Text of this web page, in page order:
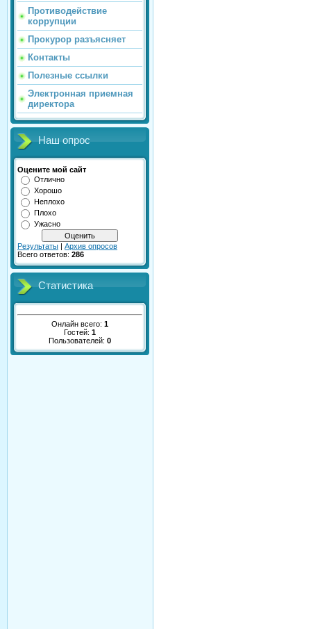
Противодействие
коррупции
Прокурор разъясняет
Контакты
Полезные ссылки
Электронная приемная
директора
Наш опрос
Оцените мой сайт
Отлично
Хорошо
Неплохо
Плохо
Ужасно
Результаты | Архив опросов
Всего ответов: 286
Статистика
Онлайн всего: 1
Гостей: 1
Пользователей: 0